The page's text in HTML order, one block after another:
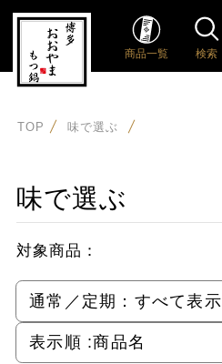
商品一覧 検索
TOP 味で選ぶ
味で選ぶ
対象商品：
通常／定期： すべて表示
表示順 :商品名